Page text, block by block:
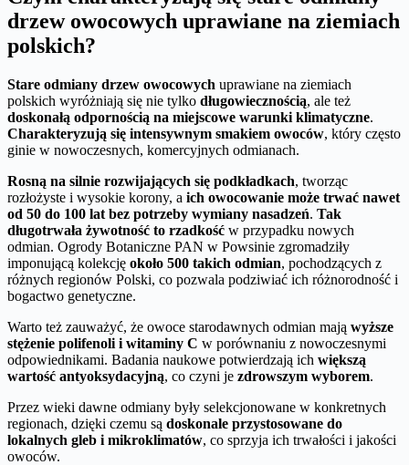
drzew owocowych uprawiane na ziemiach
polskich?
Stare odmiany drzew owocowych uprawiane na ziemiach
polskich wyróżniają się nie tylko długowiecznością, ale też
doskonałą odpornością na miejscowe warunki klimatyczne.
Charakteryzują się intensywnym smakiem owoców, który często
ginie w nowoczesnych, komercyjnych odmianach.
Rosną na silnie rozwijających się podkładkach, tworząc
rozłożyste i wysokie korony, a ich owocowanie może trwać nawet
od 50 do 100 lat bez potrzeby wymiany nasadzeń. Tak
długotrwała żywotność to rzadkość w przypadku nowych
odmian. Ogrody Botaniczne PAN w Powsinie zgromadziły
imponującą kolekcję około 500 takich odmian, pochodzących z
różnych regionów Polski, co pozwala podziwiać ich różnorodność i
bogactwo genetyczne.
Warto też zauważyć, że owoce starodawnych odmian mają wyższe
stężenie polifenoli i witaminy C w porównaniu z nowoczesnymi
odpowiednikami. Badania naukowe potwierdzają ich większą
wartość antyoksydacyjną, co czyni je zdrowszym wyborem.
Przez wieki dawne odmiany były selekcjonowane w konkretnych
regionach, dzięki czemu są doskonale przystosowane do
lokalnych gleb i mikroklimatów, co sprzyja ich trwałości i jakości
owoców.